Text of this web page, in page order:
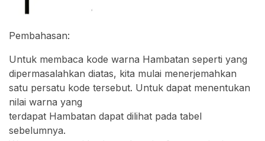
Pembahasan:
Untuk membaca kode warna Hambatan seperti yang
dipermasalahkan diatas, kita mulai menerjemahkan
satu persatu kode tersebut. Untuk dapat menentukan
nilai warna yang
terdapat Hambatan dapat dilihat pada tabel
sebelumnya.